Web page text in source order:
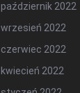
październik 2022
wrzesień 2022
czerwiec 2022
kwiecień 2022